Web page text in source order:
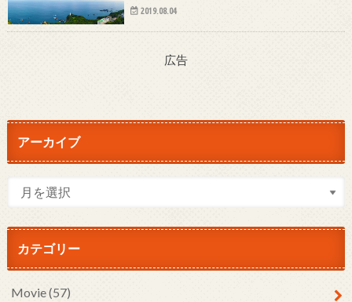
2019.08.04
広告
アーカイブ
カテゴリー
Movie(57)